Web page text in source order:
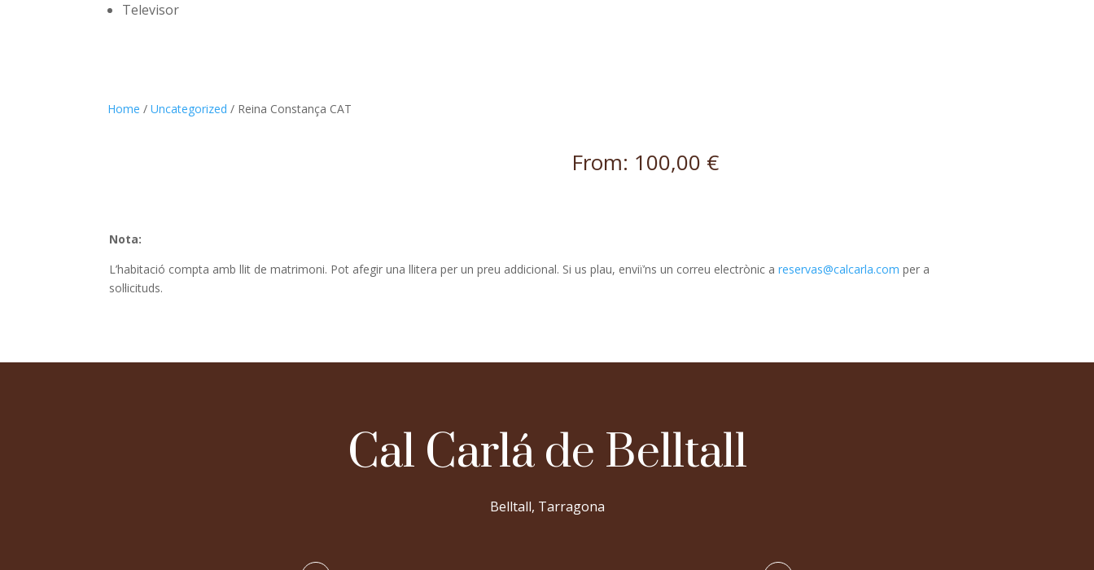
Televisor
Home / Uncategorized / Reina Constança CAT
From: 100,00 €
Nota:
L’habitació compta amb llit de matrimoni. Pot afegir una llitera per un preu addicional. Si us plau, enviï’ns un correu electrònic areservas@calcarla.com per a
sol·licituds.
Cal Carlá de Belltall
Belltall, Tarragona